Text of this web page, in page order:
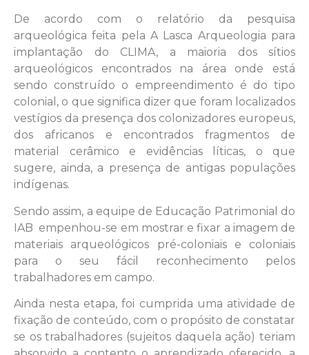
De acordo com o relatório da pesquisa
arqueológica feita pela A Lasca Arqueologia para
implantação do CLIMA, a maioria dos sítios
arqueológicos encontrados na área onde está
sendo construído o empreendimento é do tipo
colonial, o que significa dizer que foram localizados
vestígios da presença dos colonizadores europeus,
dos africanos e encontrados fragmentos de
material cerâmico e evidências líticas, o que
sugere, ainda, a presença de antigas populações
indígenas.
Sendo assim, a equipe de Educação Patrimonial do
IAB empenhou-se em mostrar e fixar a imagem de
materiais arqueológicos pré-coloniais e coloniais
para o seu fácil reconhecimento pelos
trabalhadores em campo.
Ainda nesta etapa, foi cumprida uma atividade de
fixação de conteúdo, com o propósito de constatar
se os trabalhadores (sujeitos daquela ação) teriam